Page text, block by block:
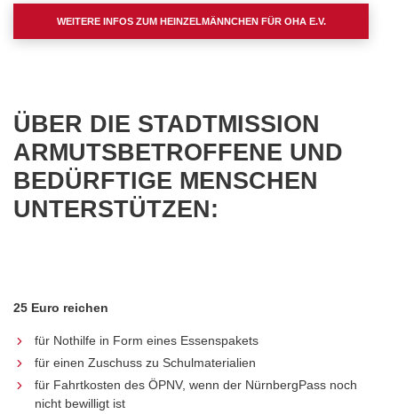
WEITERE INFOS ZUM HEINZELMÄNNCHEN FÜR OHA E.V.
ÜBER DIE STADTMISSION
ARMUTSBETROFFENE UND
BEDÜRFTIGE MENSCHEN
UNTERSTÜTZEN:
25 Euro reichen
für Nothilfe in Form eines Essenspakets
für einen Zuschuss zu Schulmaterialien
für Fahrtkosten des ÖPNV, wenn der NürnbergPass noch
nicht bewilligt ist